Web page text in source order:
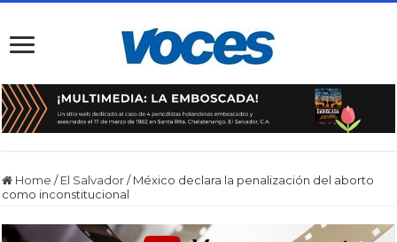
Home / El Salvador / México declara la penalización del aborto
como inconstitucional